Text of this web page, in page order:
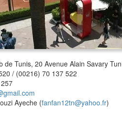
de Tunis, 20 Avenue Alain Savary
/ (00216) 70 137 522
Ayeche (fanfan12tn@yahoo.fr)